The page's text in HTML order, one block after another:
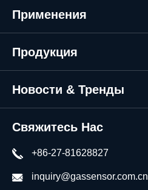
Применения
Продукция
Новости & Тренды
Свяжитесь Нас
+86-27-81628827
inquiry@gassensor.com.cn